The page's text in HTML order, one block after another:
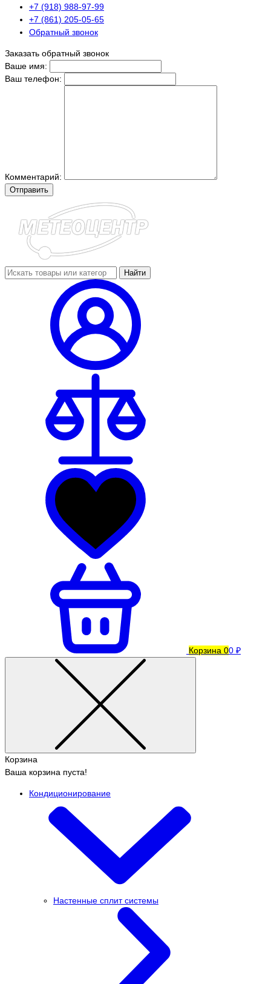
+7 (918) 988-97-99
+7 (861) 205-05-65
Обратный звонок
Заказать обратный звонок
Ваше имя:
Ваш телефон:
Комментарий:
Отправить
Найти
Корзина 00 ₽
Корзина
Ваша корзина пуста!
Кондиционирование
Настенные сплит системы